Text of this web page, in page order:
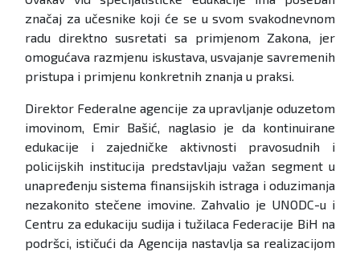
značaj za učesnike koji će se u svom svakodnevnom
radu direktno susretati sa primjenom Zakona, jer
omogućava razmjenu iskustava, usvajanje savremenih
pristupa i primjenu konkretnih znanja u praksi.
Direktor Federalne agencije za upravljanje oduzetom
imovinom, Emir Bašić, naglasio je da kontinuirane
edukacije i zajedničke aktivnosti pravosudnih i
policijskih institucija predstavljaju važan segment u
unapređenju sistema finansijskih istraga i oduzimanja
nezakonito stečene imovine. Zahvalio je UNODC-u i
Centru za edukaciju sudija i tužilaca Federacije BiH na
podršci, ističući da Agencija nastavlja sa realizacijom